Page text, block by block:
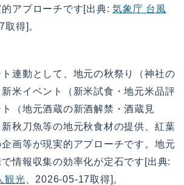
アプローチです[出典:気象庁 台風
取得]。
連動として、地元の秋祭り（神社の
米イベント（新米試食・地元米品評
（地元酒蔵の新酒解禁・酒蔵見
秋刀魚等の地元秋食材の提供、紅葉
画等が現実的アプローチです。地元
情報収集の効率化が定石です[出典:
観光 、2026-05-17取得]。